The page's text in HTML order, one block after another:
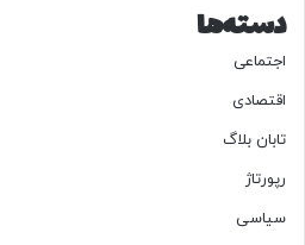
دسته‌ها
اجتماعی
اقتصادی
تابان بلاگ
رپورتاژ
سیاسی